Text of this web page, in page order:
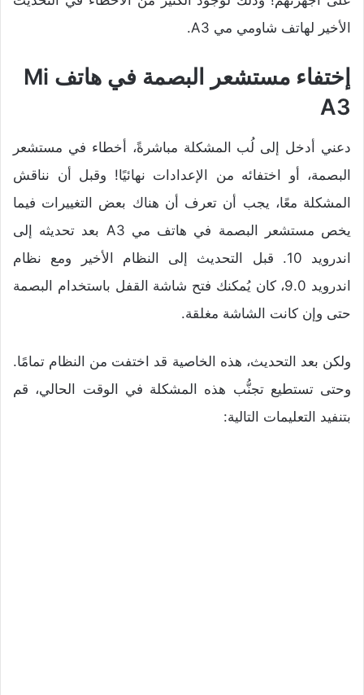
الأخير لهاتف شاومي مي A3.
إختفاء مستشعر البصمة في هاتف Mi
A3
دعني أدخل إلى لُب المشكلة مباشرةً، أخطاء في مستشعر
البصمة، أو اختفائه من الإعدادات نهائيًا! وقبل أن نناقش
المشكلة معًا، يجب أن تعرف أن هناك بعض التغييرات فيما
يخص مستشعر البصمة في هاتف مي A3 بعد تحديثه إلى
اندرويد 10. قبل التحديث إلى النظام الأخير ومع نظام
اندرويد 9.0، كان يُمكنك فتح شاشة القفل باستخدام البصمة
حتى وإن كانت الشاشة مغلقة.
ولكن بعد التحديث، هذه الخاصية قد اختفت من النظام تمامًا.
وحتى تستطيع تجنُّب هذه المشكلة في الوقت الحالي، قم
بتنفيد التعليمات التالية: